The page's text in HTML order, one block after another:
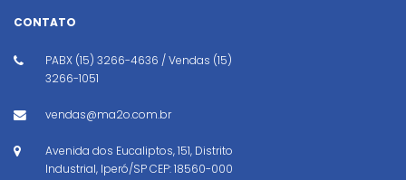
CONTATO
PABX (15) 3266-4636 / Vendas (15)
3266-1051
vendas@ma2o.com.br
Avenida dos Eucaliptos, 151, Distrito
Industrial, Iperó/SP CEP: 18560-000